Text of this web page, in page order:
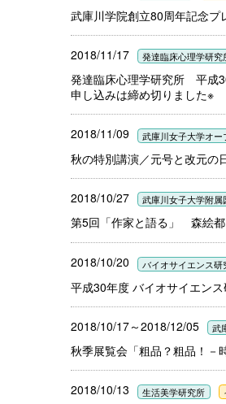
武庫川学院創立80周年記念
2018/11/17 発達臨床心理学研
発達臨床心理学研究所 平成
申し込みは締め切りました※
2018/11/09 武庫川女子大学オー
秋の特別講演／元号と改元の
2018/10/27 武庫川女子大学附属
第5回「作家と語る」 森絵
2018/10/20 バイオサイエンス研
平成30年度 バイオサイエン
2018/10/17～2018/12/05 武
秋季展覧会「粗品？粗品！－
2018/10/13 生活美学研究所